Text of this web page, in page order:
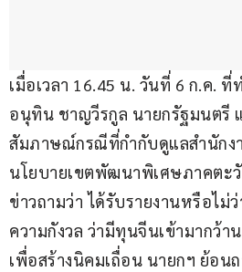
เมื่อเวลา 16.45 น. วันที่ 6 ก.ค. ที่
อนุทิน ชาญวีรกูล นายกรัฐมนตรี
สัมภาษณ์กรณีที่กำกับดูแลสำนักง
นโยบายเขตพัฒนาพิเศษภาคตะวั
ข่าวถามว่า ได้รับรายงานหรือไม่
ความกังวล ว่ามีทุนจีนเข้ามากว้
เพื่อสร้างนิคมเถื่อน นายกฯ ย้อน